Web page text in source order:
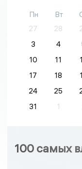
Пн Вт
27
28
3
4
10
11
17
18
24
25
31
1
100 самых